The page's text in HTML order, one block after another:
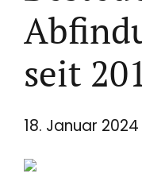
seit
18. Januar 2024